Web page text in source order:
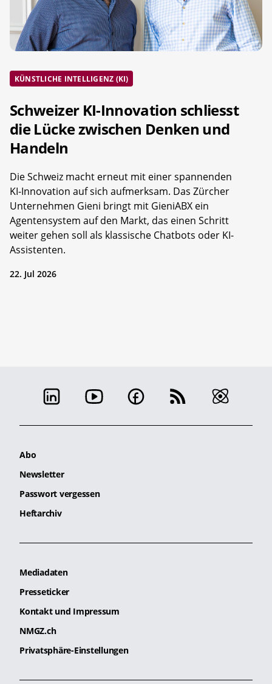
KÜNSTLICHE INTELLIGENZ (KI)
Schweizer KI-Innovation schliesst
die Lücke zwischen Denken und
Handeln
Die Schweiz macht erneut mit einer spannenden
KI-Innovation auf sich aufmerksam. Das Zürcher
Unternehmen Gieni bringt mit GieniABX ein
Agentensystem auf den Markt, das einen Schritt
weiter gehen soll als klassische Chatbots oder KI-
Assistenten.
22. Jul 2026
Abo
Newsletter
Passwort vergessen
Heftarchiv
Mediadaten
Presseticker
Kontakt und Impressum
NMGZ.ch
Privatsphäre-Einstellungen